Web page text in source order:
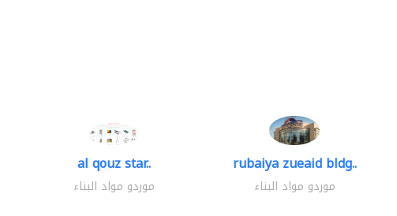
al qouz star..
موردو مواد البناء
rubaiya zueaid bldg..
موردو مواد البناء